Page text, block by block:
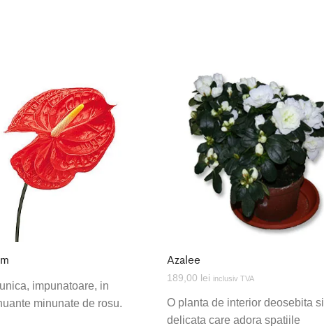
impunatoare, in
minunate de rosu.
Azalee
189,00 lei inclusiv TVA
O planta de interior deosebita si
delicata care adora spatiile